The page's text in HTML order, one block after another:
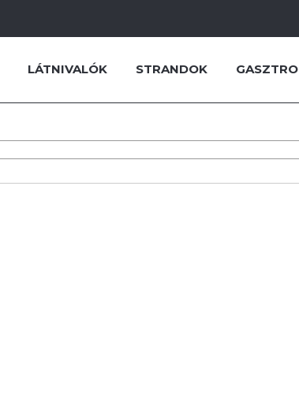
LÁTNIVALÓK STRANDOK GASZTRO